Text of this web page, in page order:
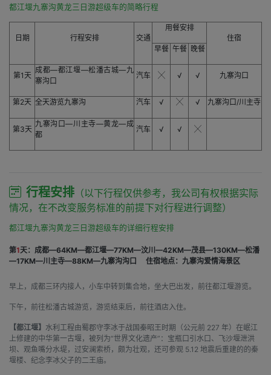
都江堰九寨沟黄龙三日游超级车的简略行程
日期 行程安排 交通
用餐安排
住宿
早餐 午餐 晚餐
第1天
成都—都江堰—松潘古城—九
寨沟口
汽车 ╳ √ √ 九寨沟口
第2天 全天游览九寨沟 汽车 √ ╳ √ 九寨沟口/川主寺
第3天
九寨沟口—川主寺—黄龙—成
都
汽车 √ √ ╳
行程安排 （以下行程仅供参考，我公司有权根据实际
情况，在不改变服务标准的前提下对行程进行调整）
都江堰九寨沟黄龙三日游超级车的详细行程安排
第1天：成都—64KM—都江堰—77KM—汶川—42KM—茂县—130KM—松潘
—17KM—川主寺—88KM—九寨沟沟口
住宿地点：九寨沟爱情海景区
早上，成都三环内接人，小车中转到集合地，坐大巴出发，前往都江堰游览。
下午，前往松潘古城游览，游览结束后，前往酒店入住。
【都江堰】 水利工程由蜀郡守李冰于战国秦昭王时期（公元前 227 年）在岷江
上修建的中华第一古堰，被列为“世界文化遗产”：宝瓶口引水口、飞沙堰泄洪
坝、观鱼嘴分水堤，过安澜索桥，颇为壮观，还可参观 5.12 地震后重建的的秦
堰楼、纪念李冰父子的二王庙。